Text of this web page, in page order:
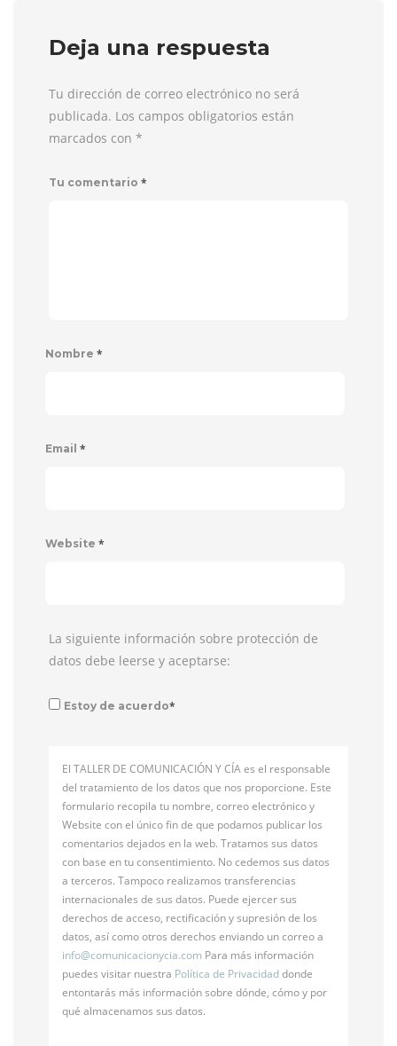
Deja una respuesta
Tu dirección de correo electrónico no será
publicada. Los campos obligatorios están
marcados con *
Tu comentario *
Nombre *
Email *
Website *
La siguiente información sobre protección de
datos debe leerse y aceptarse:
Estoy de acuerdo*
El TALLER DE COMUNICACIÓN Y CÍA es el responsable
del tratamiento de los datos que nos proporcione. Este
formulario recopila tu nombre, correo electrónico y
Website con el único fin de que podamos publicar los
comentarios dejados en la web. Tratamos sus datos
con base en tu consentimiento. No cedemos sus datos
a terceros. Tampoco realizamos transferencias
internacionales de sus datos. Puede ejercer sus
derechos de acceso, rectificación y supresión de los
datos, así como otros derechos enviando un correo a
info@comunicacionycia.com Para más información
puedes visitar nuestra Política de Privacidaddonde
entontarás más información sobre dónde, cómo y por
qué almacenamos sus datos.